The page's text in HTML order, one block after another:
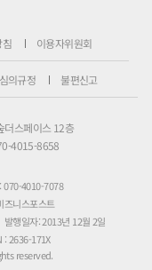
침 이용자위원회
의규정 불편신고
더스페이스 12층
4015-8658
070-4010-7078
즈니스포스트
발행일자: 2013년 12월 2일
: 2636-171X
reserved.